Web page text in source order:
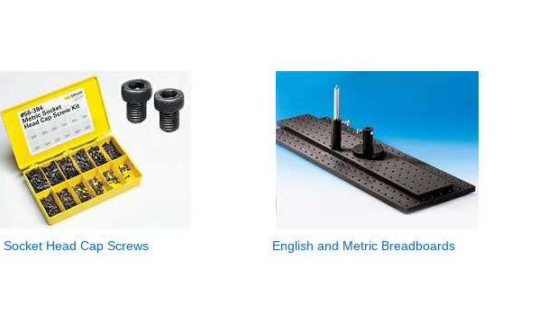
Socket Head Cap Screws English and Metric Breadboards